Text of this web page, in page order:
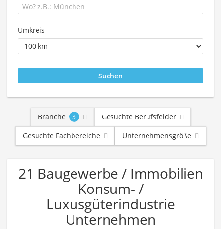
Umkreis
Branche 3
Gesuchte Berufsfelder
Gesuchte Fachbereiche
Unternehmensgröße
21 Baugewerbe / Immobilien
Konsum- /
Luxusgüterindustrie
Unternehmen